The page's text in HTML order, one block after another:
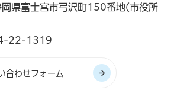
県富士宮市弓沢町150番地(市役所
22-1319